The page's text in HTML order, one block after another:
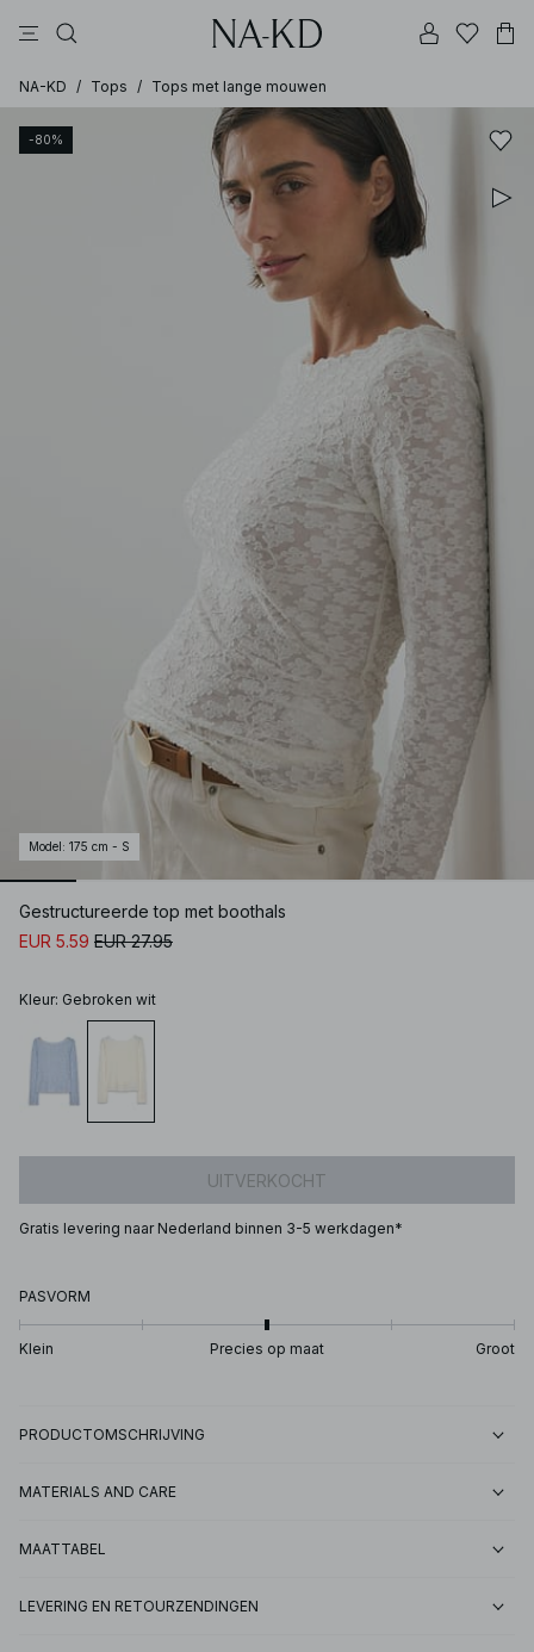
NA-KD / Tops / Tops met lange mouwen
-80%
Model : 175 cm - S
Gestructureerde top met boothals
EUR 5.59 EUR 27.95
Kleur: Gebroken wit
UITVERKOCHT
Gratis levering naar Nederland binnen 3-5 werkdagen*
PASVORM
Klein Precies op maat Groot
PRODUCTOMSCHRIJVING
MATERIALS AND CARE
MAATTABEL
LEVERING EN RETOURZENDINGEN